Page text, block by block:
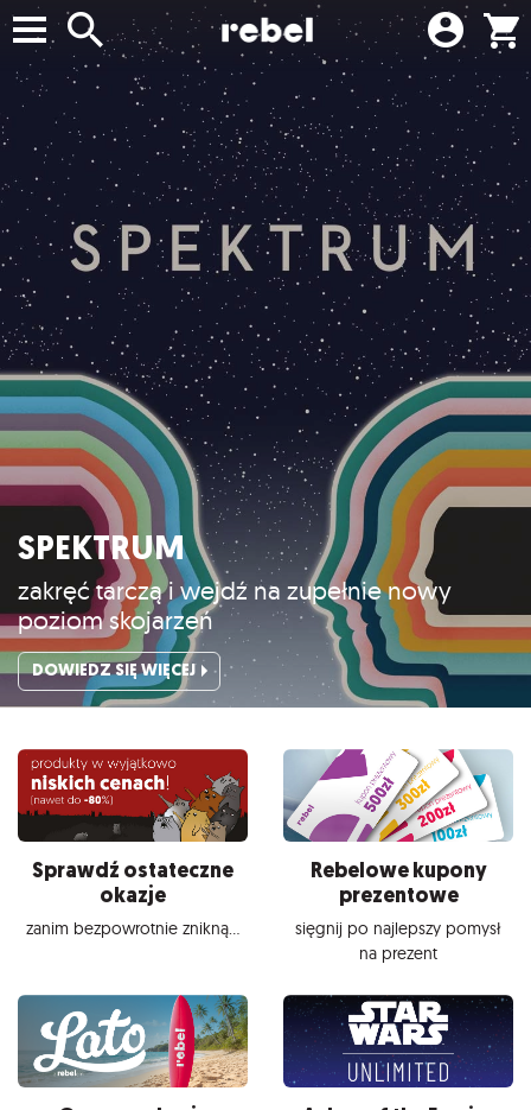
SPEKTRUM
zakręć tarczą i wejdź na zupełnie nowy
poziom skojarzeń
DOWIEDZ SIĘ WIĘCEJ
Sprawdź ostateczne
okazje
zanim bezpowrotnie znikną...
Rebelowe kupony
prezentowe
sięgnij po najlepszy pomysł
na prezent